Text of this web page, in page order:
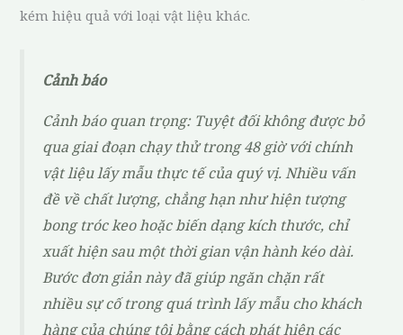
kém hiệu quả với loại vật liệu khác.
Cảnh báo
Cảnh báo quan trọng: Tuyệt đối không được bỏ
qua giai đoạn chạy thử trong 48 giờ với chính
vật liệu lấy mẫu thực tế của quý vị. Nhiều vấn
đề về chất lượng, chẳng hạn như hiện tượng
bong tróc keo hoặc biến dạng kích thước, chỉ
xuất hiện sau một thời gian vận hành kéo dài.
Bước đơn giản này đã giúp ngăn chặn rất
nhiều sự cố trong quá trình lấy mẫu cho khách
hàng của chúng tôi bằng cách phát hiện các